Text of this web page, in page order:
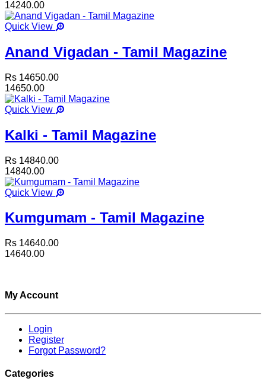
14240.00
Quick View
Anand Vigadan - Tamil Magazine
Rs 14650.00
14650.00
Quick View
Kalki - Tamil Magazine
Rs 14840.00
14840.00
Quick View
Kumgumam - Tamil Magazine
Rs 14640.00
14640.00
My Account
Login
Register
Forgot Password?
Categories